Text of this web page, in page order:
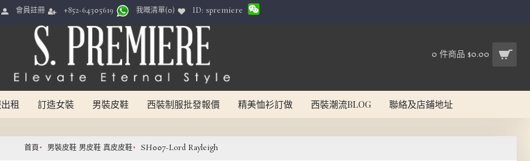
會員註冊 +852-64305619 我嘅清單(0) ID: spremiere
0 件商品 $0.00
租 訂造女裝 男裝皮鞋 西裝制服批發報價 精美恤衫訂做 西裝潮流BLOG 聯絡及店鋪地址
首頁 男裝皮鞋 男皮鞋 真皮皮鞋 SH007-Lord Rayleigh